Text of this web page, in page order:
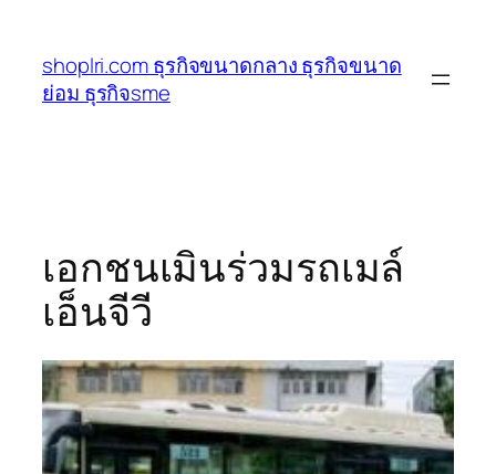
เนื้อหา
shoplri.com ธุรกิจขนาดกลาง ธุรกิจขนาด
ย่อม ธุรกิจsme
เอกชนเมินร่วมรถเมล์
เอ็นจีวี